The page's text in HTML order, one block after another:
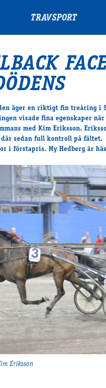
TRAVSPORT
äger en riktigt fin treåring i
visade fina egenskaper
med Kim Eriksson.
sedan full kontroll på fältet.
i förstapris. My Hedberg är
Eriksson